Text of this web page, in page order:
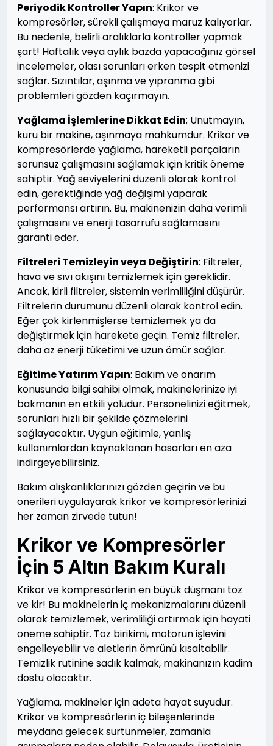
Periyodik Kontroller Yapın: Krikor ve
kompresörler, sürekli çalışmaya maruz kalıyorlar.
Bu nedenle, belirli aralıklarla kontroller yapmak
şart! Haftalık veya aylık bazda yapacağınız görsel
incelemeler, olası sorunları erken tespit etmenizi
sağlar. Sızıntılar, aşınma ve yıpranma gibi
problemleri gözden kaçırmayın.
Yağlama İşlemlerine Dikkat Edin: Unutmayın,
kuru bir makine, aşınmaya mahkumdur. Krikor ve
kompresörlerde yağlama, hareketli parçaların
sorunsuz çalışmasını sağlamak için kritik öneme
sahiptir. Yağ seviyelerini düzenli olarak kontrol
edin, gerektiğinde yağ değişimi yaparak
performansı artırın. Bu, makinenizin daha verimli
çalışmasını ve enerji tasarrufu sağlamasını
garanti eder.
Filtreleri Temizleyin veya Değiştirin: Filtreler,
hava ve sıvı akışını temizlemek için gereklidir.
Ancak, kirli filtreler, sistemin verimliliğini düşürür.
Filtrelerin durumunu düzenli olarak kontrol edin.
Eğer çok kirlenmişlerse temizlemek ya da
değiştirmek için harekete geçin. Temiz filtreler,
daha az enerji tüketimi ve uzun ömür sağlar.
Eğitime Yatırım Yapın: Bakım ve onarım
konusunda bilgi sahibi olmak, makinelerinize iyi
bakmanın en etkili yoludur. Personelinizi eğitmek,
sorunları hızlı bir şekilde çözmelerini
sağlayacaktır. Uygun eğitimle, yanlış
kullanımlardan kaynaklanan hasarları en aza
indirgeyebilirsiniz.
Bakım alışkanlıklarınızı gözden geçirin ve bu
önerileri uygulayarak krikor ve kompresörlerinizi
her zaman zirvede tutun!
Krikor ve Kompresörler
İçin 5 Altın Bakım Kuralı
Krikor ve kompresörlerin en büyük düşmanı toz
ve kir! Bu makinelerin iç mekanizmalarını düzenli
olarak temizlemek, verimliliği artırmak için hayati
öneme sahiptir. Toz birikimi, motorun işlevini
engelleyebilir ve aletlerin ömrünü kısaltabilir.
Temizlik rutinine sadık kalmak, makinanızın kadim
dostu olacaktır.
Yağlama, makineler için adeta hayat suyudur.
Krikor ve kompresörlerin iç bileşenlerinde
meydana gelecek sürtünmeler, zamanla